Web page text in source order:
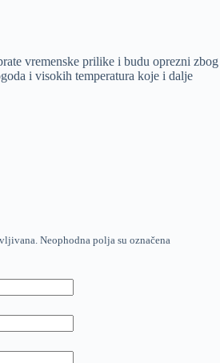
vremenske prilike i budu oprezni zbog
i visokih temperatura koje i dalje
Neophodna polja su označena